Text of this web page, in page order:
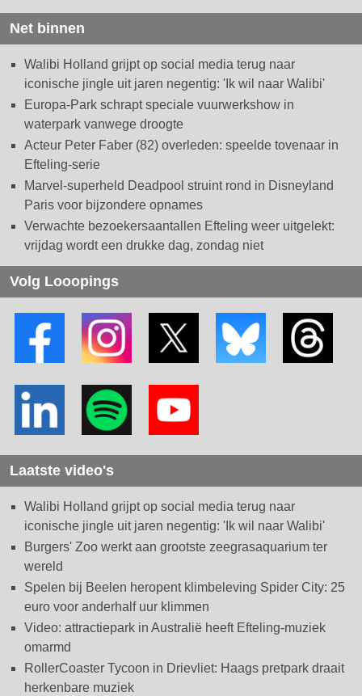
Net binnen
Walibi Holland grijpt op social media terug naar
iconische jingle uit jaren negentig: 'Ik wil naar Walibi'
Europa-Park schrapt speciale vuurwerkshow in
waterpark vanwege droogte
Acteur Peter Faber (82) overleden: speelde tovenaar in
Efteling-serie
Marvel-superheld Deadpool struint rond in Disneyland
Paris voor bijzondere opnames
Verwachte bezoekersaantallen Efteling weer uitgelekt:
vrijdag wordt een drukke dag, zondag niet
Volg Looopings
Laatste video's
Walibi Holland grijpt op social media terug naar
iconische jingle uit jaren negentig: 'Ik wil naar Walibi'
Burgers' Zoo werkt aan grootste zeegrasaquarium ter
wereld
Spelen bij Beelen heropent klimbeleving Spider City: 25
euro voor anderhalf uur klimmen
Video: attractiepark in Australië heeft Efteling-muziek
omarmd
RollerCoaster Tycoon in Drievliet: Haags pretpark draait
herkenbare muziek